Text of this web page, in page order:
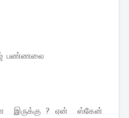
பண்ணலை
இருக்கு ? ஏன் ஸ்கேன்